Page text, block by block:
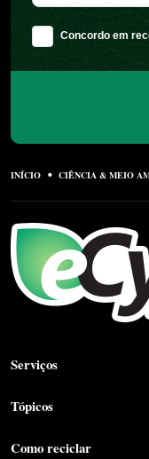
Concordo em
INÍCIO CIÊNCIA & MEIO
Serviços
Tópicos
Como reciclar